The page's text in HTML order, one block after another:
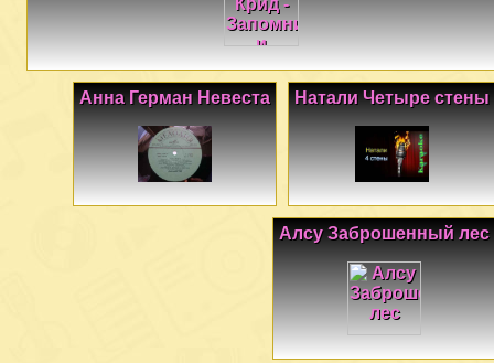
Натали Четыре стены
Анна Герман Невеста
Алсу Заброшенный лес